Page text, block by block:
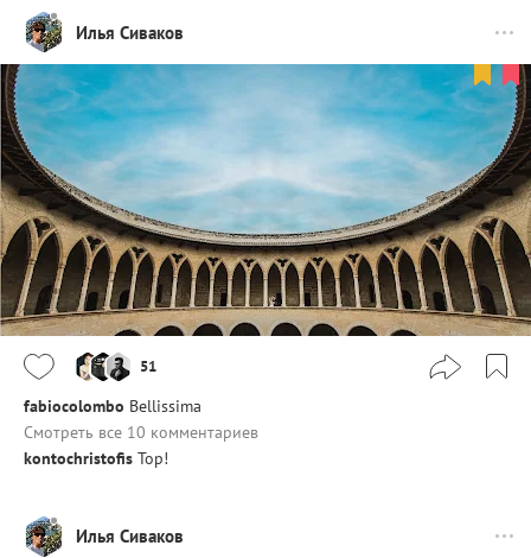
Илья Сиваков
51
fabiocolombo Bellissima
Смотреть все 10 комментариев
kontochristofis Top!
Илья Сиваков